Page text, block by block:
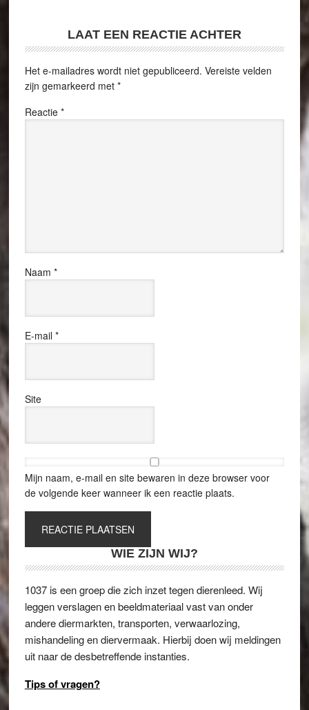
LAAT EEN REACTIE ACHTER
Het e-mailadres wordt niet gepubliceerd. Vereiste velden
zijn gemarkeerd met *
Reactie *
Naam *
E-mail *
Site
Mijn naam, e-mail en site bewaren in deze browser voor
de volgende keer wanneer ik een reactie plaats.
WIE ZIJN WIJ?
1037 is een groep die zich inzet tegen dierenleed. Wij
leggen verslagen en beeldmateriaal vast van onder
andere diermarkten, transporten, verwaarlozing,
mishandeling en diervermaak. Hierbij doen wij meldingen
uit naar de desbetreffende instanties.
Tips of vragen?